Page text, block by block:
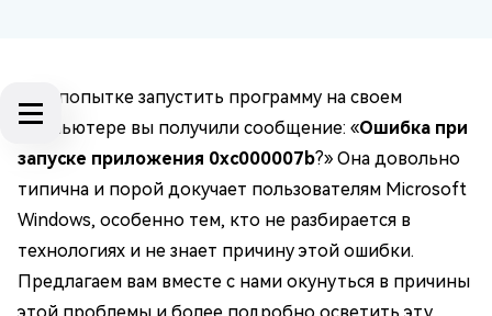
При попытке запустить программу на своем
компьютере вы получили сообщение: «Ошибка при
запуске приложения 0xc000007b?» Она довольно
типична и порой докучает пользователям Microsoft
Windows, особенно тем, кто не разбирается в
технологиях и не знает причину этой ошибки.
Предлагаем вам вместе с нами окунуться в причины